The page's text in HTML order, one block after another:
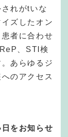
れがtいな
ズしたオン
者に合わせ
、STI検
あらゆるジ
のアクセス
をお知らせ